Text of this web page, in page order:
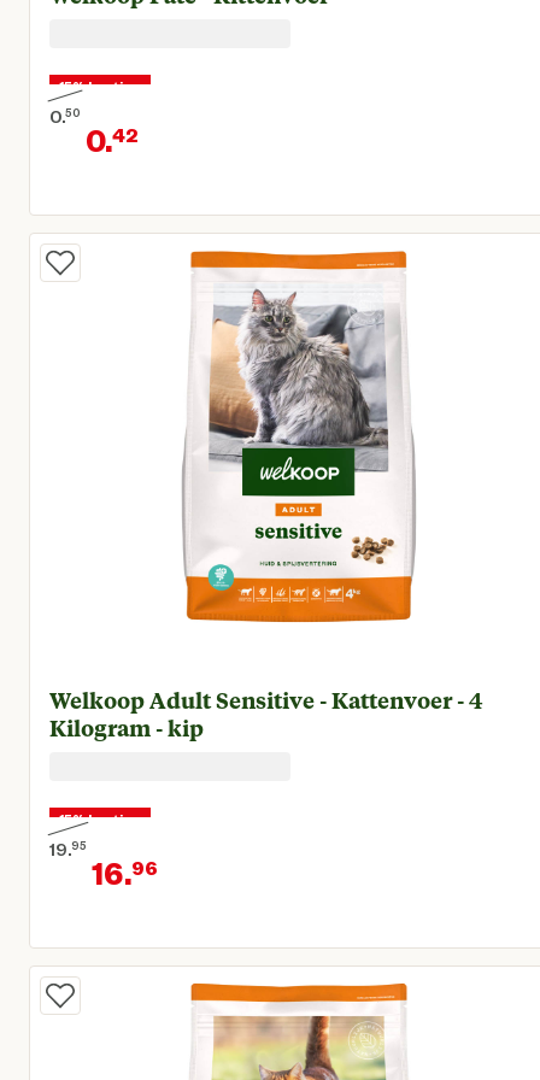
15% korting
0.50
Oorspronkelijke prijs € 0,50
0.42
Huidige prijs € 0,42
Welkoop Adult Sensitive - Kattenvoer - 4
Kilogram - kip
15% korting
19.95
Oorspronkelijke prijs € 19,95
16.96
Huidige prijs € 16,96